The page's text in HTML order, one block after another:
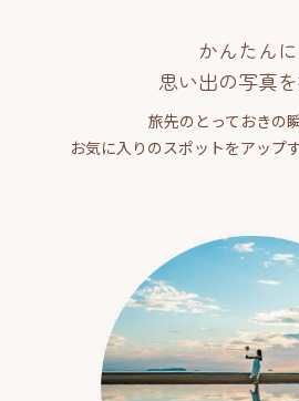
かんたんに
思い出の写真
旅先のとっておきの瞬
お気に入りのスポットをアップ